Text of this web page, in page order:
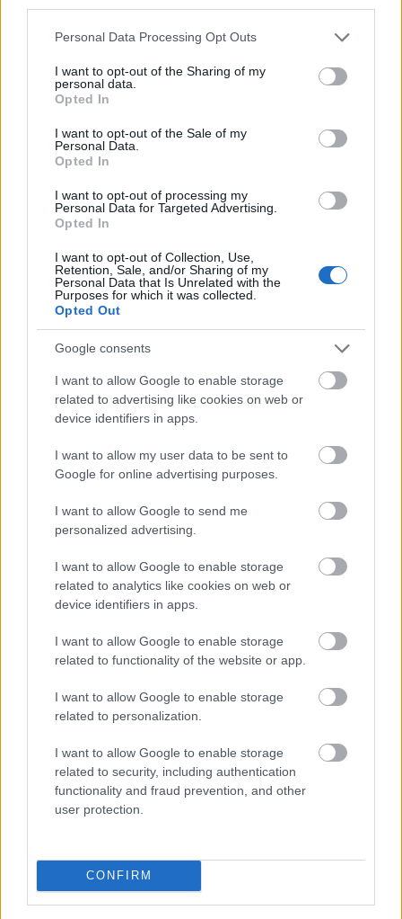
Please note that this website/app uses one or more Google
not limited to your visit or usage behaviour. You may click to
grant or deny consent to Google and its third-party tags to
use your data for below specified purposes in below Google
consent section.
Personal Data Processing Opt Outs
I want to opt-out of the Sharing of my
personal data.
Opted In
I want to opt-out of the Sale of my
Personal Data.
Opted In
I want to opt-out of processing my
Personal Data for Targeted Advertising.
Opted In
I want to opt-out of Collection, Use,
Retention, Sale, and/or Sharing of my
Personal Data that Is Unrelated with the
Purposes for which it was collected.
Opted Out
Google consents
I want to allow Google to enable storage
related to advertising like cookies on web or
device identifiers in apps.
I want to allow my user data to be sent to
Google for online advertising purposes.
I want to allow Google to send me
personalized advertising.
I want to allow Google to enable storage
related to analytics like cookies on web or
device identifiers in apps.
I want to allow Google to enable storage
related to functionality of the website or app.
I want to allow Google to enable storage
related to personalization.
I want to allow Google to enable storage
related to security, including authentication
functionality and fraud prevention, and other
user protection.
CONFIRM
Az élet ugyanúgy fejlődhet ebbe, mint
a körülményektől függ. Például egy
gerinctelen állat átalakul hallá, egy
hal kétéltűvé, egy kétéltű hüllővé, egy
hüllő pedig madárrá vagy emlőssé.
véletlenszerűen és az alkalomnak
megfelelően történik.
– Igen.
– De Tomás, megtörtént-e valamikor,
csúszómászóvá alakult? Megtörtént-e
valamikor, hogy egy kétéltű hallá
– Hú, akarom mondani...
– Soha! – kiáltott fel az
leletek nem utalnak ilyen változásra.
Pedig ha nem volna iránya az
evolúciónak, és minden a véletlentől
és a természetes kiválasztástól
függene, akkor ilyen változás már
elkerülhetetlenül történt volna.
Annak a valószínűsége, hogy egy
csúszómászó emlőssé fejlődjön
csúszómászóvá alakuljon. De a tény,
hogy az evolúció csak egy irányba